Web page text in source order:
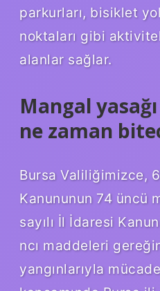
parkurları, bisiklet
noktaları gibi
alanlar sağlar.
Mangal
ne zaman
Bursa Valiliğimizce,
Kanununun 74 üncü
sayılı İl İdaresi
ncı maddeleri
yangınlarıyla